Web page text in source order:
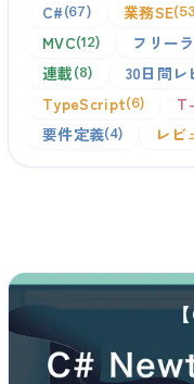
C# 67 業務SE
MVC 12 フリー
連載 8 30日間レ
TypeScript 6
要件定義 4 レビ